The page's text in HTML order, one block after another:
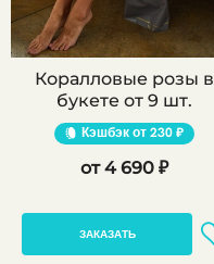
Коралловые розы в
букете от 9 шт.
Кэшбэк 230 ₽
4 690 ₽
ЗАКАЗАТЬ